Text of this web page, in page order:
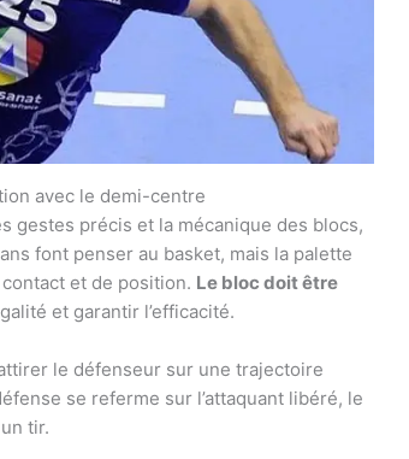
avec le demi-centre
gestes précis et la mécanique des blocs,
font penser au basket, mais la palette
et de position. Le bloc doit être
et garantir l’efficacité.
le défenseur sur une trajectoire
se referme sur l’attaquant libéré, le
tir.